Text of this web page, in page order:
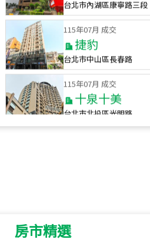
捷豹
台北市中山區長春路
十泉十美
台北市北投區光明路
115年07月 成交
115
房市精選